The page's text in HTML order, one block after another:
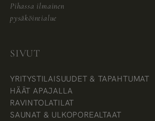
Pihassa ilmainen
pysäköintialue
SIVUT
YRITYSTILAISUUDET & TAPAHTUMAT
HÄÄT APAJALLA
RAVINTOLATILAT
SAUNAT & ULKOPOREALTAAT